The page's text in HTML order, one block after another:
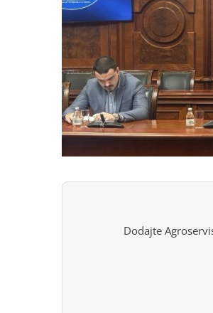
Dodajte